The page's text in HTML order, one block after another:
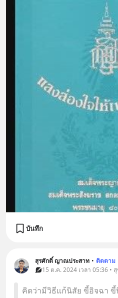
บันทึก
สุรศักดิ์ ญาณประสาท • ติดตาม
15 ต.ค. 2024 เวลา 05:36 •
คิดว่ามีวิธีแก้นิสัย ขี้อิจฉา